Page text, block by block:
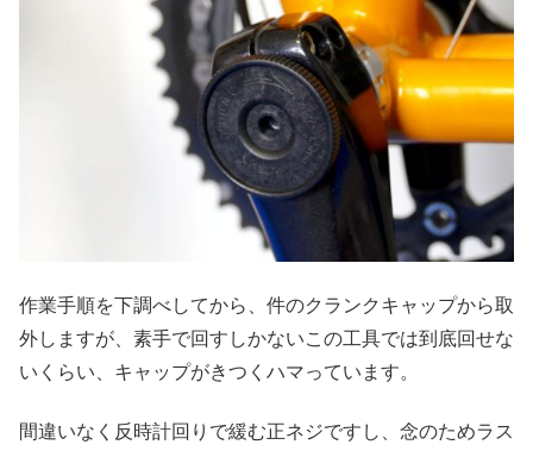
作業手順を下調べしてから、件のクランクキャップから取
外しますが、素手で回すしかないこの工具では到底回せな
いくらい、キャップがきつくハマっています。
間違いなく反時計回りで緩む正ネジですし、念のためラス